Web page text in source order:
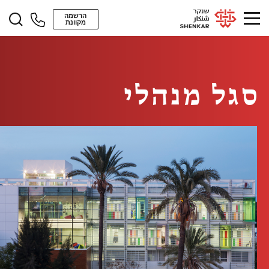
הרשמה
מקוונת
סגל מנהלי